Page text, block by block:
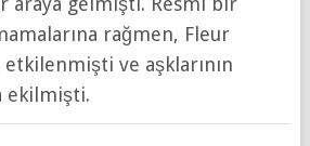
rağmen, Fleur
ve aşklarının
ekilmişti.